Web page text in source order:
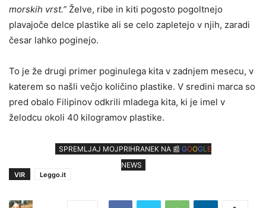
morskih vrst.” Želve, ribe in kiti pogosto pogoltnejo
plavajoče delce plastike ali se celo zapletejo v njih, zaradi
česar lahko poginejo.
To je že drugi primer poginulega kita v zadnjem mesecu, v
katerem so našli večjo količino plastike. V sredini marca so
pred obalo Filipinov odkrili mladega kita, ki je imel v
želodcu okoli 40 kilogramov plastike.
SPREMLJAJ MOJPRIHRANEK NA 📰 GOOGL E
NEWS
VIR Leggo.it